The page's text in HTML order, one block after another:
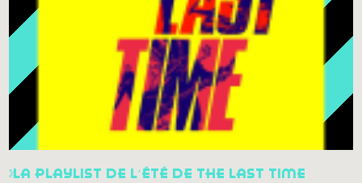
la playlist de l’été de the last time